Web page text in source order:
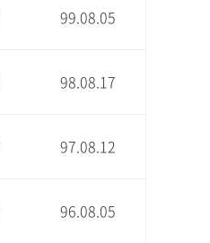
99.08.05
98.08.17
97.08.12
96.08.05